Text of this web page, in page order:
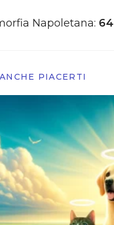
Napoletana: 64
PIACERTI